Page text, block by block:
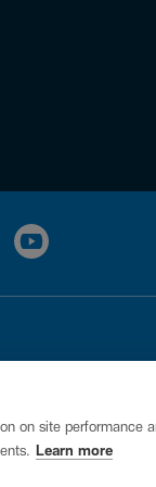
on site performance
Learn more